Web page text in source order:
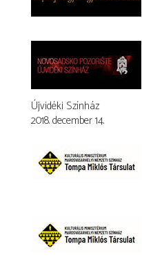
Újvidéki Színház
2018. december 14.